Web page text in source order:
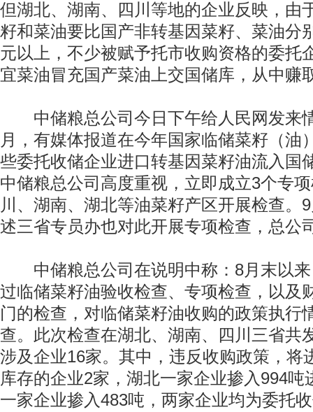
但湖北、湖南、四川等地的企业反映，由
籽和菜油要比国产非转基因菜籽、菜油分
元以上，不少被赋予托市收购资格的委托
宜菜油冒充国产菜油上交国储库，从中赚
中储粮总公司今日下午给人民网发来
月，有媒体报道在今年国家临储菜籽（油
些委托收储企业进口转基因菜籽油流入国
中储粮总公司高度重视，立即成立3个专
川、湖南、湖北等油菜籽产区开展检查。
述三省专员办也对此开展专项检查，总公
中储粮总公司在说明中称：8月末以来
过临储菜籽油验收检查、专项检查，以及
门的检查，对临储菜籽油收购的政策执行
查。此次检查在湖北、湖南、四川三省共
涉及企业16家。其中，违反收购政策，将
库存的企业2家，湖北一家企业掺入994吨
一家企业掺入483吨，两家企业均为委托